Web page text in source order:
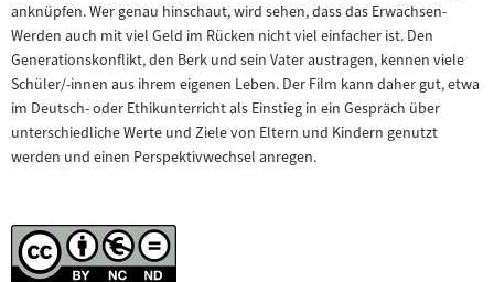
anknüpfen. Wer genau hinschaut, wird sehen, dass das Erwachsen-
Werden auch mit viel Geld im Rücken nicht viel einfacher ist. Den
Generationskonflikt, den Berk und sein Vater austragen, kennen viele
Schüler/-innen aus ihrem eigenen Leben. Der Film kann daher gut, etwa
im Deutsch- oder Ethikunterricht als Einstieg in ein Gespräch über
unterschiedliche Werte und Ziele von Eltern und Kindern genutzt
werden und einen Perspektivwechsel anregen.